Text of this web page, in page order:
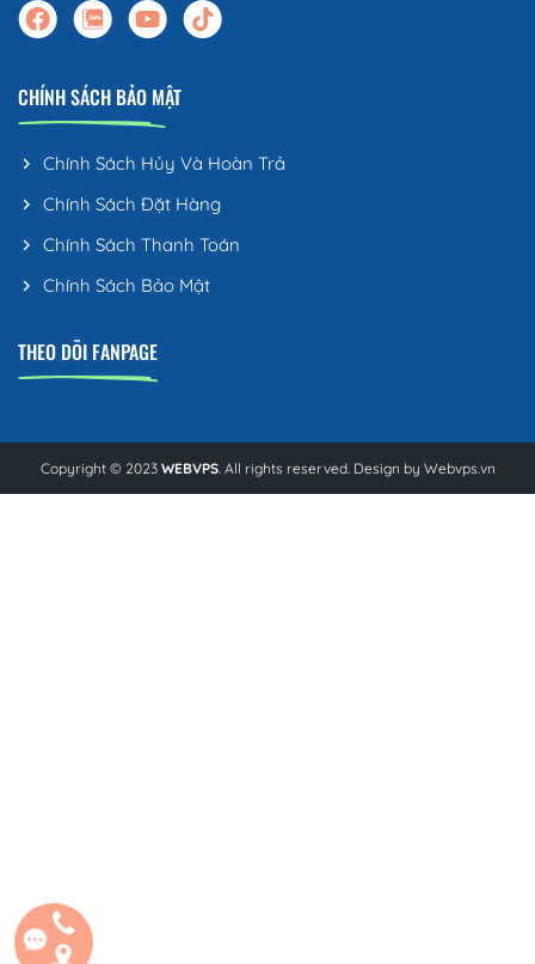
CHÍNH SÁCH BẢO MẬT
Chính Sách Hủy Và Hoàn Trả
Chính Sách Đặt Hàng
Chính Sách Thanh Toán
Chính Sách Bảo Mật
THEO DÕI FANPAGE
Copyright © 2023 WEBVPS. All rights reserved. Design by Webvps.vn